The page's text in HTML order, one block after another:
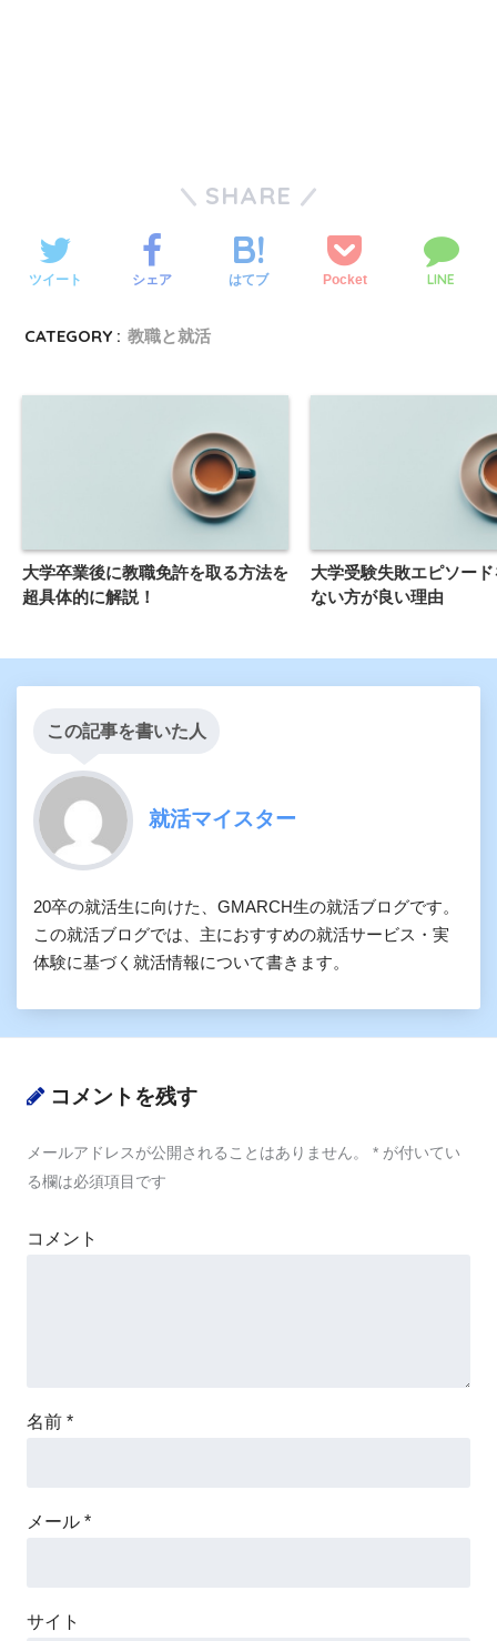
SHARE
ツイート シェア はてブ Pocket LINE
CATEGORY : 教職と就活
大学卒業後に教職免許を取る方法を
超具体的に解説！
大学受験失敗エピソー
ない方が良い理由
この記事を書いた人
就活マイスター
20卒の就活生に向けた、GMARCH生の就活ブログです。
この就活ブログでは、主におすすめの就活サービス・実
体験に基づく就活情報について書きます。
コメントを残す
メールアドレスが公開されることはありません。 * が付いてい
る欄は必須項目です
コメント
名前 *
メール *
サイト